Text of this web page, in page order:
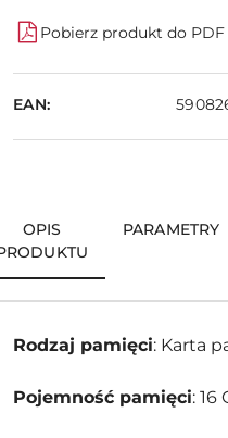
Pobierz produkt do PDF
EAN:
OPIS
PARAMETRY
Rodzaj pamięci: Karta
Pojemność pamięci: 16